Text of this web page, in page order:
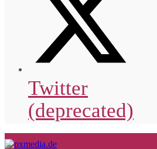
Twitter
(deprecated)